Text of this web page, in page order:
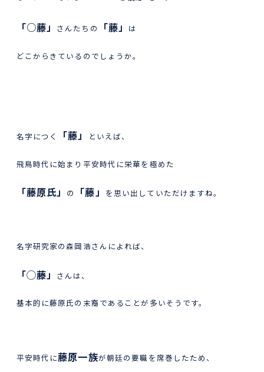
「○藤」 さんたちの 「藤」 は
どこからきているのでしょうか。
名字につく 「藤」 といえば、
飛鳥時代に始まり平安時代に栄華を極めた
「藤原氏」 の 「藤」 を思い出していただけますね。
名字研究家の森岡浩さんによれば、
「◯藤」 さんは、
基本的に藤原氏の末裔であることが多いそうです。
平安時代に藤原一族が朝廷の要職を席巻したため、